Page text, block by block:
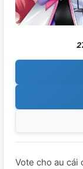
Vote cho au cái